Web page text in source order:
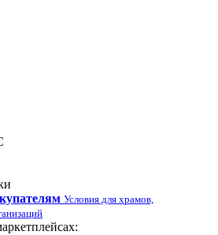
Условия для храмов,